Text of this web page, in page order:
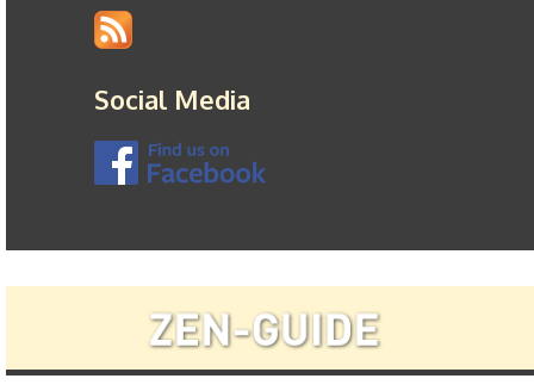
Social Media